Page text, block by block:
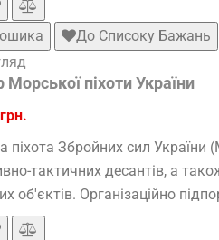
До Списоку Бажань
Морської піхоти України
піхота Збройних сил
тактичних десантів, а
об'єктів. Організаційно